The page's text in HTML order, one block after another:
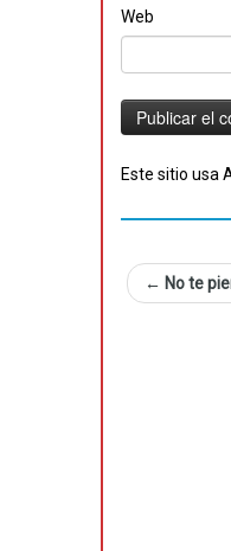
Web
Este sitio usa
← No te